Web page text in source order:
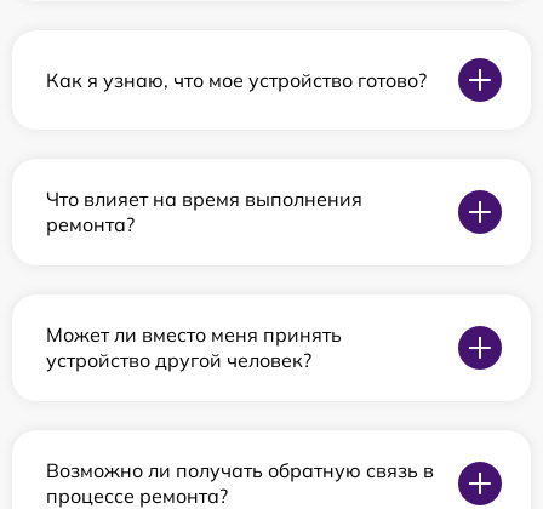
Как я узнаю, что мое устройство готово?
Что влияет на время выполнения
ремонта?
Может ли вместо меня принять
устройство другой человек?
Возможно ли получать обратную связь в
процессе ремонта?